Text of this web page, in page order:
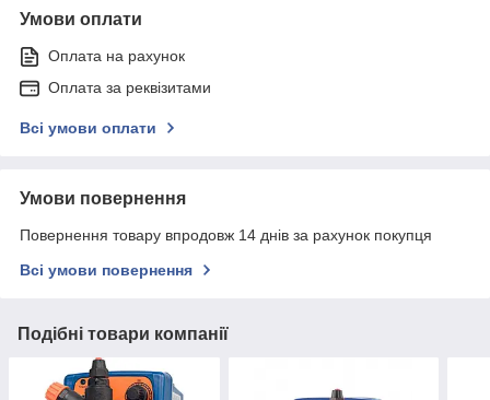
Умови оплати
Оплата на рахунок
Оплата за реквізитами
Всі умови оплати
Умови повернення
Повернення товару впродовж 14 днів за рахунок покупця
Всі умови повернення
Подібні товари компанії